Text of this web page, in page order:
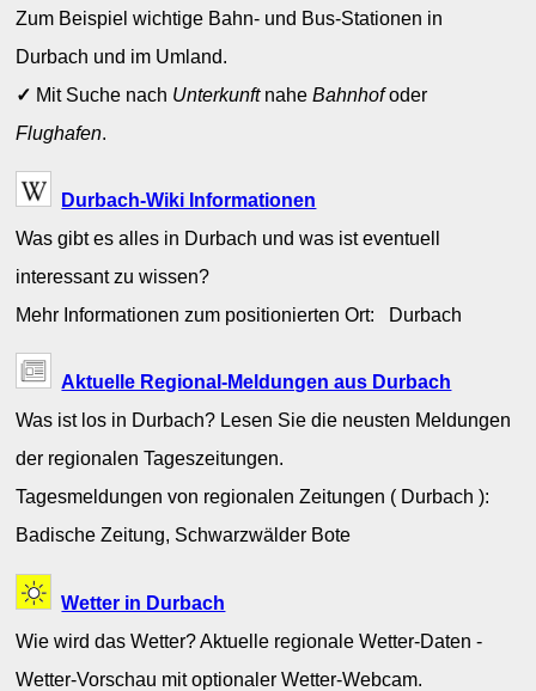
Zum Beispiel wichtige Bahn- und Bus-Stationen in
Durbach und im Umland.
✓ Mit Suche nach UnterkunftnaheBahnhofoder
Flughafen.
Durbach-Wiki Informationen
Was gibt es alles in Durbach und was ist eventuell
interessant zu wissen?
Mehr Informationen zum positionierten Ort: Durbach
Aktuelle Regional-Meldungen aus Durbach
Was ist los in Durbach? Lesen Sie die neusten Meldungen
der regionalen Tageszeitungen.
Tagesmeldungen von regionalen Zeitungen ( Durbach ):
Badische Zeitung, Schwarzwälder Bote
Wetter in Durbach
Wie wird das Wetter? Aktuelle regionale Wetter-Daten -
Wetter-Vorschau mit optionaler Wetter-Webcam.